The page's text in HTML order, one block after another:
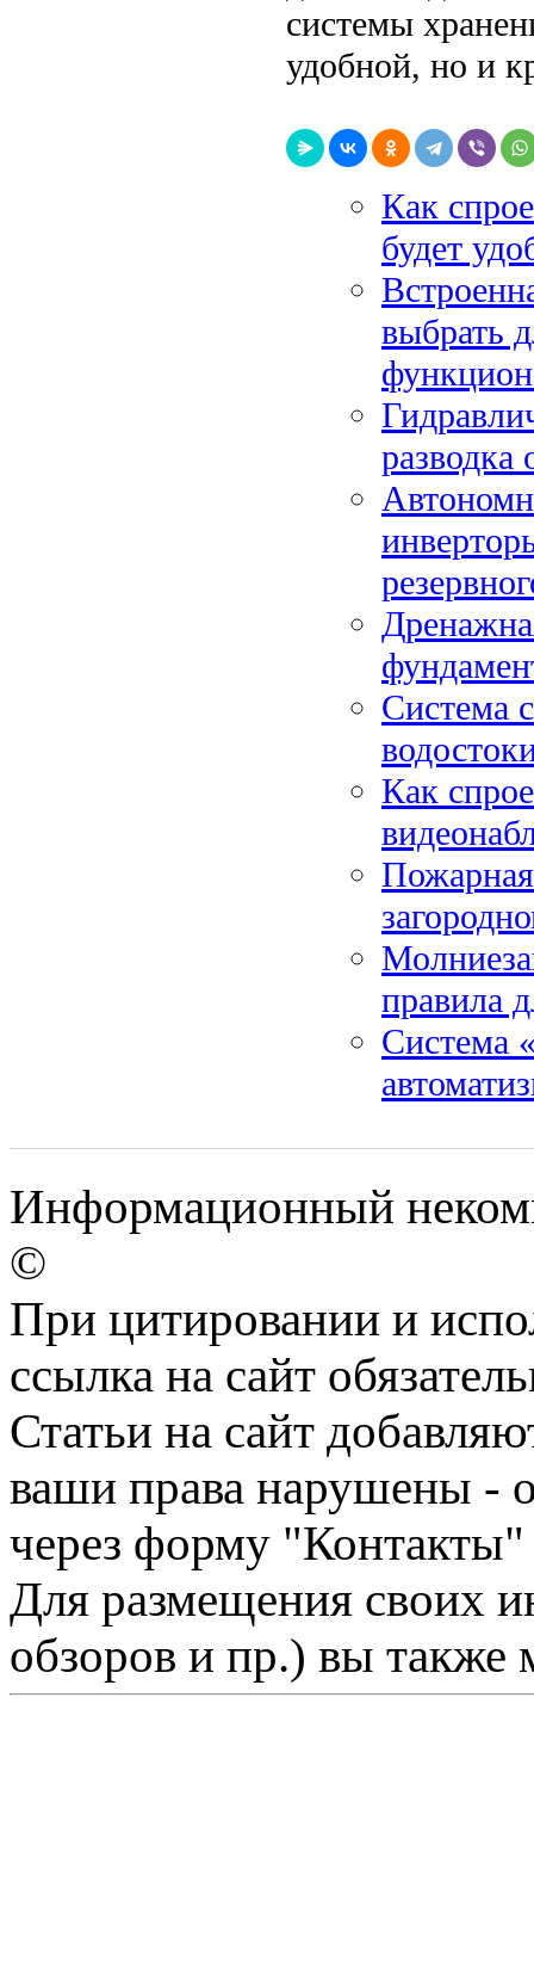
системы
удобной, но и
Как
будет
выбрать
Система
Как
правила
Система
Информационный
©
При цитировании и
ссылка на сайт
Статьи на сайт
ваши права нарушены -
через форму "Контакты"
Для размещения своих
обзоров и пр.) вы также